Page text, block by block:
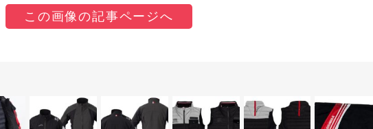
この画像の記事ページへ